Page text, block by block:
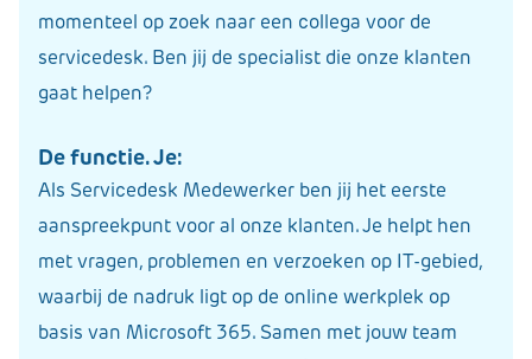
momenteel op zoek naar een collega voor de
servicedesk. Ben jij de specialist die onze klanten
gaat helpen?
De functie. Je:
Als Servicedesk Medewerker ben jij het eerste
aanspreekpunt voor al onze klanten. Je helpt hen
met vragen, problemen en verzoeken op IT-gebied,
waarbij de nadruk ligt op de online werkplek op
basis van Microsoft 365. Samen met jouw team